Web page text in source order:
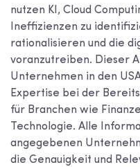
nutzen KI, Cloud
Ineffizienzen zu
rationalisieren und die
voranzutreiben. Dieser
Unternehmen in den
Expertise bei der
für Branchen wie
Technologie. Alle
angegebenen
die Genauigkeit und